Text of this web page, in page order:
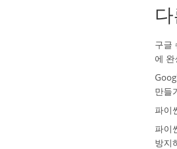
구글
에
만들
파이
파이
방지